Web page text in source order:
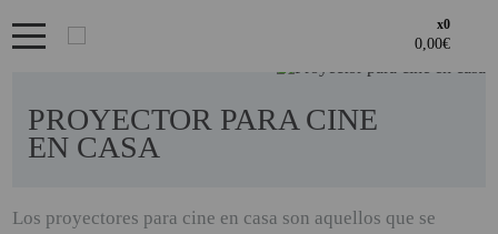
PRODUCTOS DESTACADOS
LOS + VENDIDOS
GAMING Y RETRO
YA SOY CLIENTE
Regístrate en un momento
x0
PROYECTOR PARA CINE
EN CASA
Los proyectores para cine en casa son aquellos que se